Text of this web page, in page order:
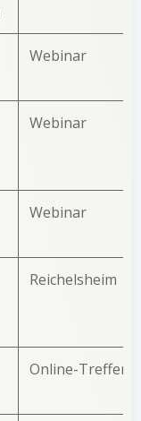
Webinar
Webinar
Webinar
Reichelsheim
Online-Treffen